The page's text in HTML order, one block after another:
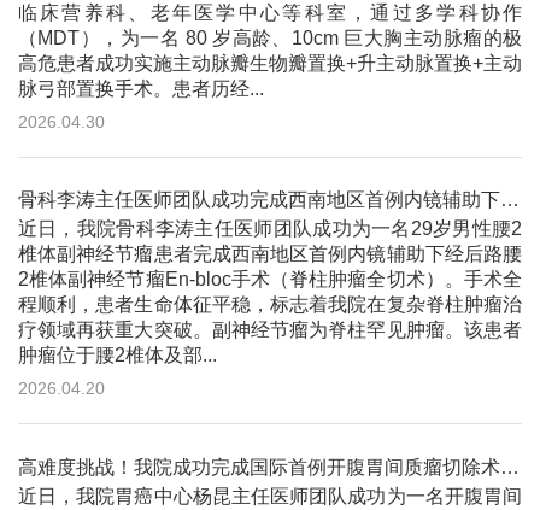
临床营养科、老年医学中心等科室，通过多学科协作
（MDT），为一名 80 岁高龄、10cm 巨大胸主动脉瘤的极
高危患者成功实施主动脉瓣生物瓣置换+升主动脉置换+主动
脉弓部置换手术。患者历经...
2026.04.30
骨科李涛主任医师团队成功完成西南地区首例内镜辅助下经后路腰2椎体副神经节瘤En-bloc手术
近日，我院骨科李涛主任医师团队成功为一名29岁男性腰2
椎体副神经节瘤患者完成西南地区首例内镜辅助下经后路腰
2椎体副神经节瘤En-bloc手术（脊柱肿瘤全切术）。手术全
程顺利，患者生命体征平稳，标志着我院在复杂脊柱肿瘤治
疗领域再获重大突破。副神经节瘤为脊柱罕见肿瘤。该患者
肿瘤位于腰2椎体及部...
2026.04.20
高难度挑战！我院成功完成国际首例开腹胃间质瘤切除术后复发行腹腔镜手术切除病例
近日，我院胃癌中心杨昆主任医师团队成功为一名开腹胃间